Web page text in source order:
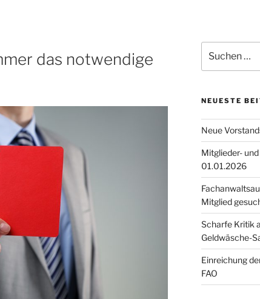
das notwendige
NEUESTE
Neue
Mitglieder-
01.01.2026
Mitglied
Scharfe Kritik
Geldwäsche-
Einreichung
FAO